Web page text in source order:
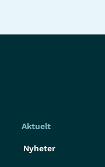
Aktuelt
Nyheter